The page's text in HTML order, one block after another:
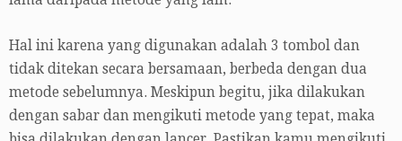
Hal ini karena yang digunakan adalah 3 tombol dan
tidak ditekan secara bersamaan, berbeda dengan dua
metode sebelumnya. Meskipun begitu, jika dilakukan
dengan sabar dan mengikuti metode yang tepat, maka